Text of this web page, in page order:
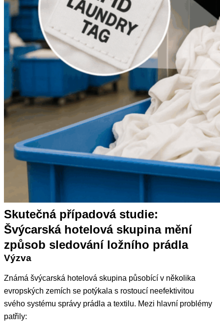
Skutečná případová studie:
Švýcarská hotelová skupina mění
způsob sledování ložního prádla
Výzva
Známá švýcarská hotelová skupina působící v několika
evropských zemích se potýkala s rostoucí neefektivitou
svého systému správy prádla a textilu. Mezi hlavní problémy
patřily: